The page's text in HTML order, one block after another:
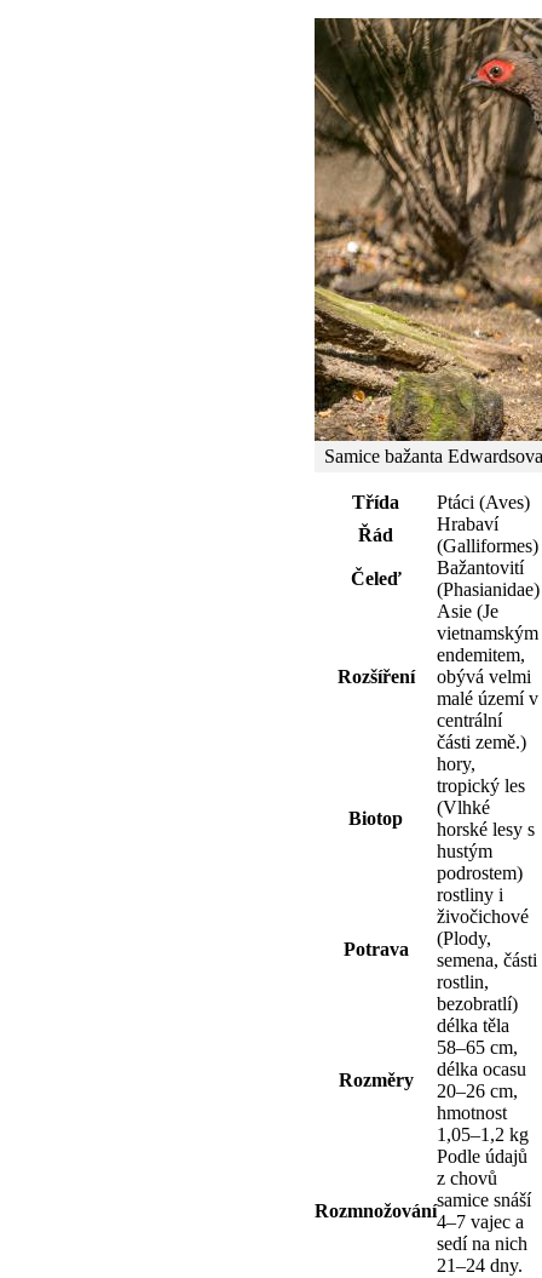
Samice bažanta
Třída
Ptáci (Aves)
Řád
Hrabaví
(Galliformes)
Čeleď
Bažantovití
(Phasianidae)
Rozšíření
Asie (Je
vietnamským
endemitem,
obývá velmi
malé území v
centrální
části země.)
Biotop
hory,
tropický les
(Vlhké
horské lesy s
hustým
podrostem)
Potrava
rostliny i
živočichové
(Plody,
semena, části
rostlin,
bezobratlí)
Rozměry
délka těla
58–65 cm,
délka ocasu
20–26 cm,
hmotnost
1,05–1,2 kg
Rozmnožování
Podle údajů
z chovů
samice snáší
4–7 vajec a
sedí na nich
21–24 dny.